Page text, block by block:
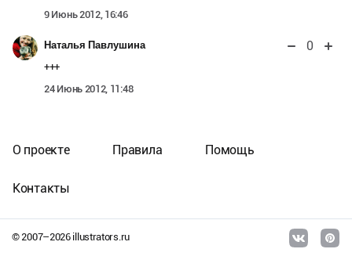
9 Июнь 2012, 16:46
Наталья Павлушина 0
+++
24 Июнь 2012, 11:48
© 2007–2026illustrators.ru
О проекте Правила Помощь
Контакты